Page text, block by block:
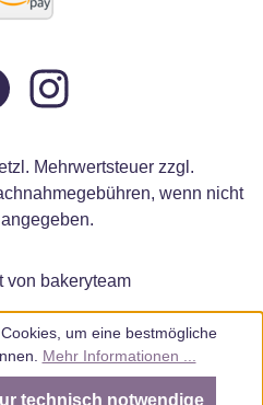
Mehrwertsteuer zzgl.
wenn nicht
von bakeryteam
um eine bestmögliche
Mehr Informationen ...
technisch notwendige